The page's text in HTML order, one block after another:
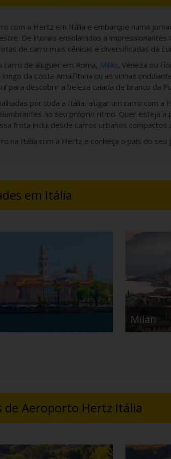
com a Hertz em Itália e embarque numa
De litorais ensolarados a
de carro mais cênicas e diversificadas da
carro de aluguer em Roma, Milão, Veneza ou
longo da Costa Amalfitana ou as vinhas
para descobrir a beleza caiada de branco da
por toda a Itália, alugar um carro com
ao seu próprio ritmo. Quer esteja a
frota inclui desde carros urbanos
na Itália com a Hertz e conheça o país do seu
em Itália
Milan
de Aeroporto Hertz Itália